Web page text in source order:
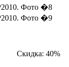
Скидка: 40%